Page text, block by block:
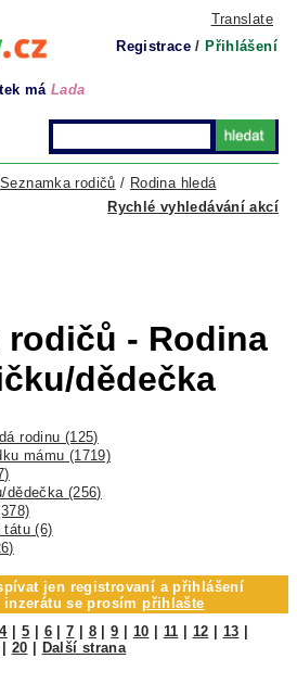
Translate
Registrace / Přihlášení
má Lada
Rychlé vyhledávání akcí
Seznamka rodičů / Rodina hledá
rodičů - Rodina
dědečka
rodinu (125)
mámu (1719)
dědečka (256)
tátu (6)
jen registrovaní a přihlášení
inzerátu se prosímpřihlašte
4| 5 6|7 8|9 10 11 12 13
20 Další strana